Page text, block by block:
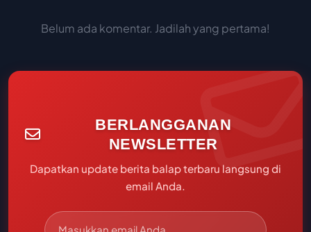
Belum ada komentar. Jadilah yang pertama!
BERLANGGANAN
NEWSLETTER
Dapatkan update berita balap terbaru langsung di
email Anda.